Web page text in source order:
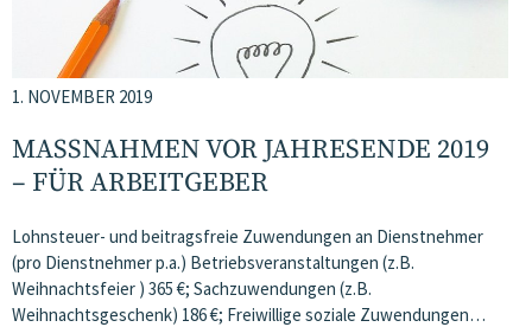
1. NOVEMBER 2019
MASSNAHMEN VOR JAHRESENDE 2019 –
FÜR ARBEITGEBER
Lohnsteuer- und beitragsfreie Zuwendungen an Dienstnehmer
(pro Dienstnehmer p.a.) Betriebsveranstaltungen (z.B.
Weihnachtsfeier ) 365 €; Sachzuwendungen (z.B.
Weihnachtsgeschenk) 186 €; Freiwillige soziale Zuwendungen…